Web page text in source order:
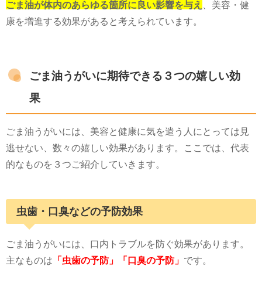
ごま油が体内のあらゆる箇所に良い影響を与え
、美容・健
康を増進する効果があると考えられています。
ごま油うがいに期待できる３つの嬉しい効
果
ごま油うがいには、美容と健康に気を遣う人にとっては見
逃せない、数々の嬉しい効果があります。ここでは、代表
的なものを３つご紹介していきます。
虫歯・口臭などの予防効果
ごま油うがいには、口内トラブルを防ぐ効果があります。
主なものは 「虫歯の予防」「口臭の予防」 です。